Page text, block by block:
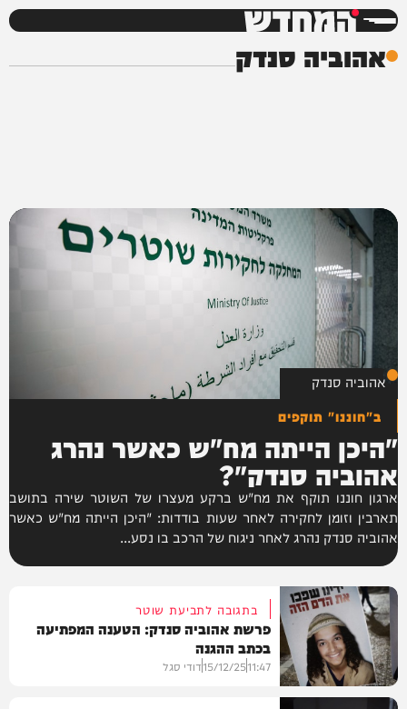
המחדש
אהוביה סנדק
אהוביה סנדק
ב"חוננו" תוקפים
"היכן הייתה מח"ש כאשר נהרג
אהוביה סנדק"?
ארגון חוננו תוקף את מח"ש ברקע מעצרו של השוטר שירה בתושב
תארבין וזומן לחקירה לאחר שעות בודדות: "היכן הייתה מח"ש כאשר
אהוביה סנדק נהרג לאחר ניגוח של הרכב בו נסע...
בתגובה לתביעת שוטר
פרשת אהוביה סנדק: הטענה המפתיעה
בכתב ההגנה
11:47
15/12/25דודי סגל